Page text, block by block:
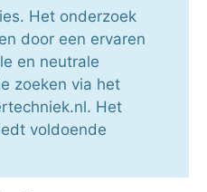
Het onderzoek
door een ervaren
en neutrale
zoeken via het
Het
voldoende